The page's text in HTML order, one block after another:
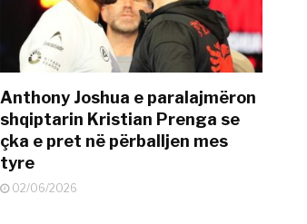
Anthony Joshua e paralajmëron
shqiptarin Kristian Prenga se
çka e pret në përballjen mes
tyre
02/06/2026